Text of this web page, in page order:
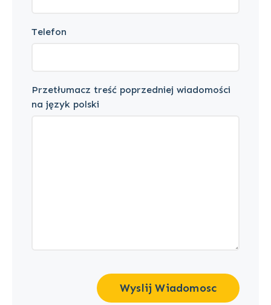
Telefon
Przetłumacz treść poprzedniej wiadomości
na język polski
Wyslij Wiadomosc